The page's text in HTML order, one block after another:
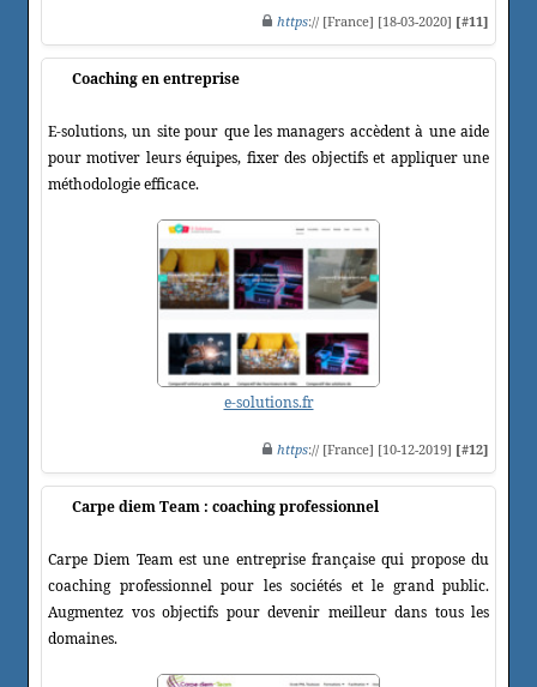
https:// [France] [18-03-2020] [#11]
Coaching en entreprise
E-solutions, un site pour que les managers accèdent à une aide
pour motiver leurs équipes, fixer des objectifs et appliquer une
méthodologie efficace.
e-solutions.fr
https:// [France] [10-12-2019] [#12]
Carpe diem Team : coaching professionnel
Carpe Diem Team est une entreprise française qui propose du
coaching professionnel pour les sociétés et le grand public.
Augmentez vos objectifs pour devenir meilleur dans tous les
domaines.